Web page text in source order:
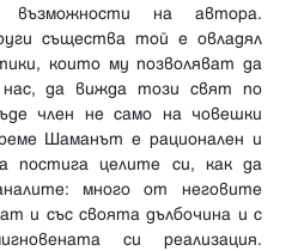
възможности на автора.
същества той е овладял
които му позволяват да
нас, да вижда този свят по
член не само на човешки
Шаманът е рационален и
постига целите си, как да
много от неговите
и със своята дълбочина и с
си реализация.